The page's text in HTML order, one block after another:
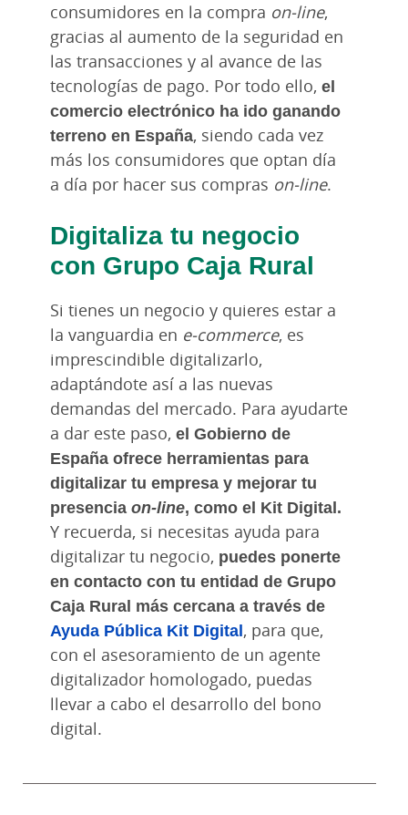
consumidores en la compra on-line,
gracias al aumento de la seguridad en
las transacciones y al avance de las
tecnologías de pago. Por todo ello, el
comercio electrónico ha ido ganando
terreno en España, siendo cada vez
más los consumidores que optan día
a día por hacer sus compras on-line.
Digitaliza tu negocio
con Grupo Caja Rural
Si tienes un negocio y quieres estar a
la vanguardia en e-commerce, es
imprescindible digitalizarlo,
adaptándote así a las nuevas
demandas del mercado. Para ayudarte
a dar este paso, el Gobierno de
España ofrece herramientas para
digitalizar tu empresa y mejorar tu
presencia on-line, como el Kit Digital.
Y recuerda, si necesitas ayuda para
digitalizar tu negocio, puedes ponerte
en contacto con tu entidad de Grupo
Caja Rural más cercana a través de
Ayuda Pública Kit Digital, para que,
con el asesoramiento de un agente
digitalizador homologado, puedas
llevar a cabo el desarrollo del bono
digital.